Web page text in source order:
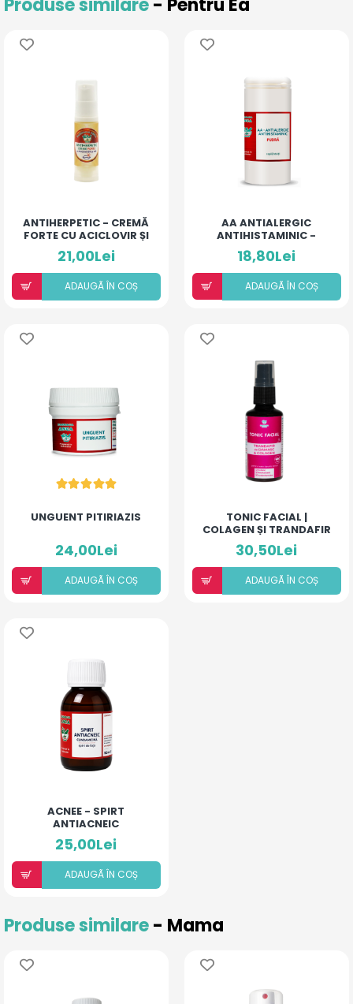
Produse similare- Pentru Ea
ANTIHERPETIC - CREMĂ
FORTE CU ACICLOVIR ȘI
ULEIURI ESENȚIALE
21,00Lei
ADAUGÃ ÎN COȘ
AA ANTIALERGIC
ANTIHISTAMINIC -
PUDRĂ PENTRU COPII ȘI
ADULȚI
18,80Lei
ADAUGÃ ÎN COȘ
UNGUENT PITIRIAZIS
24,00Lei
ADAUGÃ ÎN COȘ
TONIC FACIAL |
COLAGEN ȘI TRANDAFIR
DE DAMASC
30,50Lei
ADAUGÃ ÎN COȘ
ACNEE - SPIRT
ANTIACNEIC
25,00Lei
ADAUGÃ ÎN COȘ
Produse similare- Mama